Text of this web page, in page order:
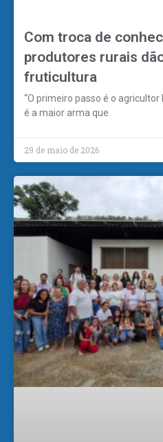
Com troca de
produtores rurais
fruticultura
“O primeiro passo é o
é a maior arma que
29 de maio de 2026